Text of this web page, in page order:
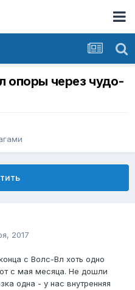
опоры через чудо-
2017
с Волс-Вл хоть одно
с мая месяца. Не дошли
одна - у нас внутренняя